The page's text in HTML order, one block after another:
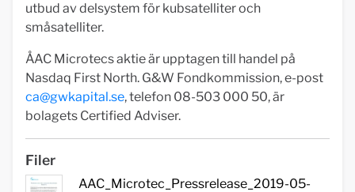
utbud av delsystem för kubsatelliter och
småsatelliter.
ÅAC Microtecs aktie är upptagen till handel på
Nasdaq First North. G&W Fondkommission, e-post
ca@gwkapital.se, telefon 08-503 000 50, är
bolagets Certified Adviser.
Filer
AAC_Microtec_Pressrelease_2019-05-